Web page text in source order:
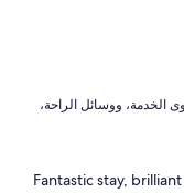
عناصر نالت الإعجاب: ⁦النظافة⁩، و⁦العاملون ومستوى الخدمة⁩، و⁦وسائل الراحة⁩،
Fantastic stay,